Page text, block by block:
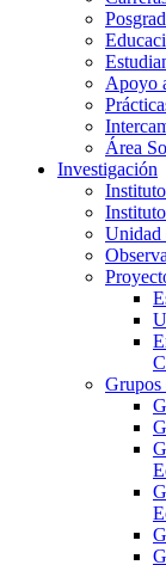
Apoyo
Área
Investigación
Unidad
Grupos